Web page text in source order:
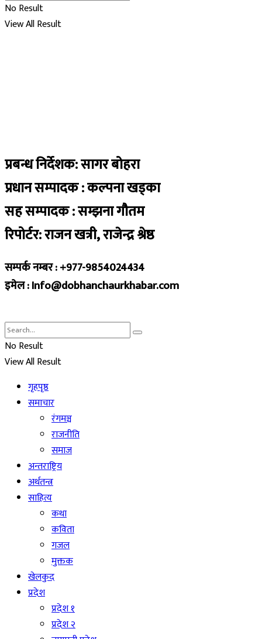
No Result
View All Result
प्रबन्ध निर्देशक: सागर बोहरा
प्रधान सम्पादक : कल्पना खड्का
सह सम्पादक : सम्झना गौतम
रिपोर्टर: राजन खत्री, राजेन्द्र श्रेष्ठ
सम्पर्क नम्बर : +977-9854024434
इमेल : Info@dobhanchaurkhabar.com
No Result
View All Result
गृहपृष्ठ
समाचार
रंगमञ्च
राजनीति
समाज
अन्तराष्ट्रिय
अर्थतन्त्र
साहित्य
कथा
कविता
गजल
मुक्तक
खेलकुद
प्रदेश
प्रदेश १
प्रदेश २